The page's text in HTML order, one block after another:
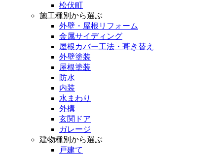
松伏町
施工種別から選ぶ
外壁・屋根リフォーム
金属サイディング
屋根カバー工法・葺き替え
外壁塗装
屋根塗装
防水
内装
水まわり
外構
玄関ドア
ガレージ
建物種別から選ぶ
戸建て